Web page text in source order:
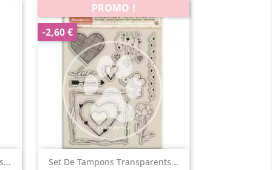
Set De Tampons Transparents...
PROMO !
-2,60 €
Aperçu rapide